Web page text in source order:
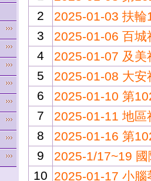
2
2025-01-03 扶輪
3
2025-01-06 百城
4
2025-01-07 及美
5
2025-01-08 大安
6
2025-01-10 第
7
2025-01-11 地區
8
2025-01-16 第
9
2025-1/17~19
10 2025-01-17 小腦